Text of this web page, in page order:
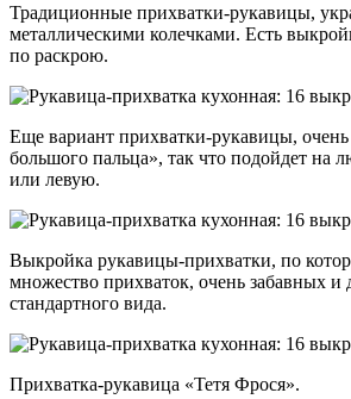
Традиционные прихватки-рукавицы,
металлическими колечками. Есть
по раскрою.
Еще вариант прихватки-рукавицы,
большого пальца», так что подойдет на
или левую.
Выкройка рукавицы-прихватки, по
множество прихваток, очень забавных и
стандартного вида.
Прихватка-рукавица «Тетя Фрося».